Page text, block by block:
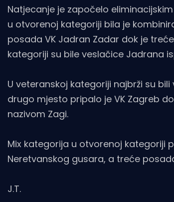
Natjecanje je započelo
u otvorenoj kategoriji bila je
posada VK Jadran Zadar dok je
kategoriji su bile veslačice Jadrana
U veteranskoj kategoriji najbrži su
drugo mjesto pripalo je VK Zagreb
nazivom Zagi.
Mix kategorija u otvorenoj kategoriji
Neretvanskog gusara, a treće
J.T.